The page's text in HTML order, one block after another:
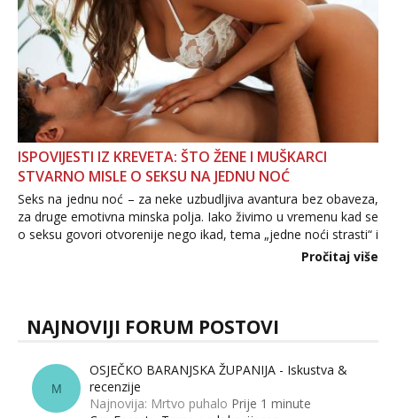
ISPOVIJESTI IZ KREVETA: ŠTO ŽENE I MUŠKARCI
STVARNO MISLE O SEKSU NA JEDNU NOĆ
Seks na jednu noć – za neke uzbudljiva avantura bez obaveza,
za druge emotivna minska polja. Iako živimo u vremenu kad se
o seksu govori otvorenije nego ikad, tema „jedne noći strasti“ i
dalje izaziva burne rasprave. Što zapravo misle žene, a što
Pročitaj više
NAJNOVIJI FORUM POSTOVI
M
OSJEČKO BARANJSKA ŽUPANIJA - Iskustva &
recenzije
Najnovija: Mrtvo puhalo Prije 1 minute